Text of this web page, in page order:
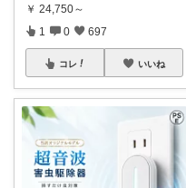
￥ 24,750～
1 0 697
コレ いいね